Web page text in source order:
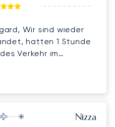
wieder
hatten 1 Stunde
Verkehr im
und
Nizza